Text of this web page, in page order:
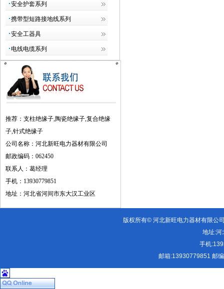
安全护套系列
携带型短路接地线系列
安全工器具
电线电缆系列
推荐：支柱绝缘子,陶瓷绝缘子,复合绝缘
子,针式绝缘子
公司名称：河北新旺电力器材有限公司
邮政编码：062450
联系人：葛经理
手机：13930779851
地址：河北省河间市东大汉工业区
版权所有© 河北新旺电力器材有限公
地址:河
手机:
邮箱:13930779851 邮